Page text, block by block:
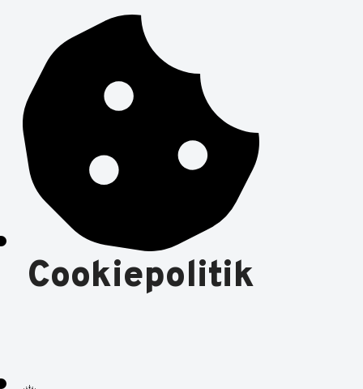
Cookiepolitik